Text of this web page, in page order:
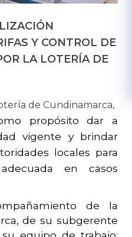
Y CONTROL DE
LA LOTERÍA DE
de Cundinamarca,
propósito dar a
vigente y brindar
locales para
en casos
de la
de su subgerente